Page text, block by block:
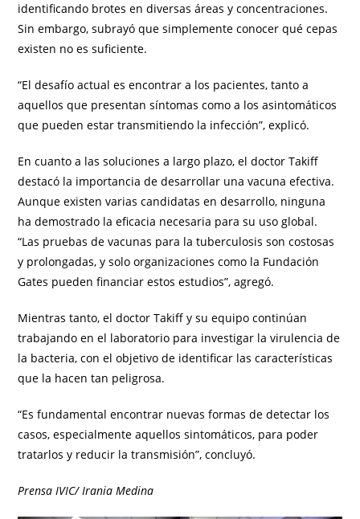
identificando brotes en diversas áreas y concentraciones.
Sin embargo, subrayó que simplemente conocer qué cepas
existen no es suficiente.
“El desafío actual es encontrar a los pacientes, tanto a
aquellos que presentan síntomas como a los asintomáticos
que pueden estar transmitiendo la infección”, explicó.
En cuanto a las soluciones a largo plazo, el doctor Takiff
destacó la importancia de desarrollar una vacuna efectiva.
Aunque existen varias candidatas en desarrollo, ninguna
ha demostrado la eficacia necesaria para su uso global.
“Las pruebas de vacunas para la tuberculosis son costosas
y prolongadas, y solo organizaciones como la Fundación
Gates pueden financiar estos estudios”, agregó.
Mientras tanto, el doctor Takiff y su equipo continúan
trabajando en el laboratorio para investigar la virulencia de
la bacteria, con el objetivo de identificar las características
que la hacen tan peligrosa.
“Es fundamental encontrar nuevas formas de detectar los
casos, especialmente aquellos sintomáticos, para poder
tratarlos y reducir la transmisión”, concluyó.
Prensa IVIC/ Irania Medina